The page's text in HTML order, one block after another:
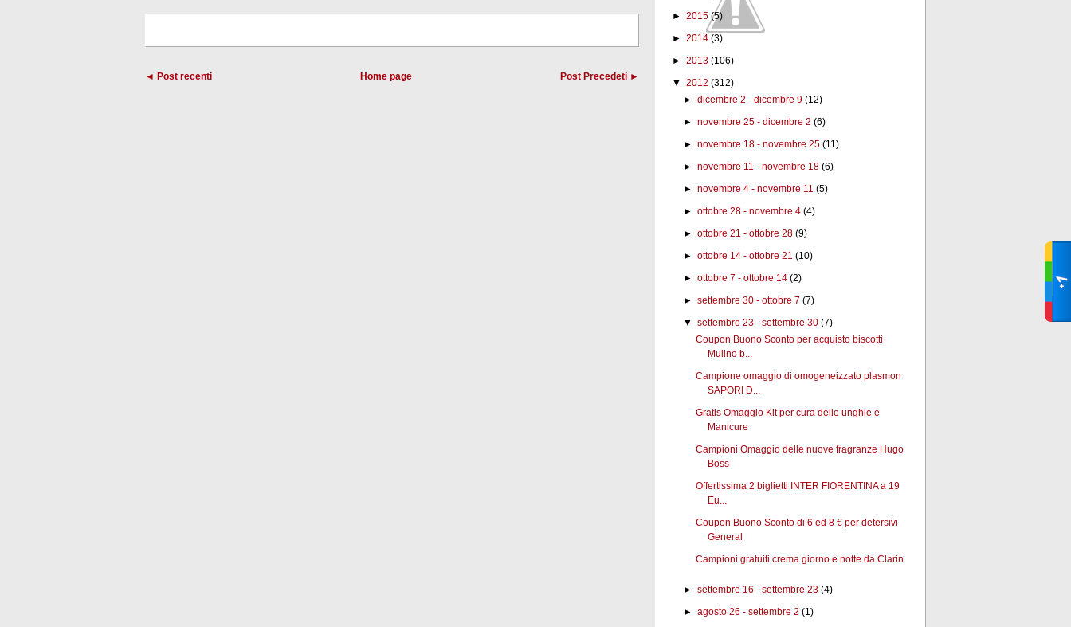
◄ Post recenti Post Precedeti ►
Home page
► 2015 (5)
► 2014 (3)
► 2013 (106)
▼ 2012 (312)
►dicembre 2 - dicembre 9 (12)
►novembre 25 - dicembre 2 (6)
►novembre 18 - novembre 25 (11)
►novembre 11 - novembre 18 (6)
►novembre 4 - novembre 11 (5)
►ottobre 28 - novembre 4 (4)
►ottobre 21 - ottobre 28 (9)
►ottobre 14 - ottobre 21 (10)
►ottobre 7 - ottobre 14 (2)
►settembre 30 - ottobre 7 (7)
▼settembre 23 - settembre 30 (7)
Coupon Buono Sconto per acquisto biscotti
Mulino b...
Campione omaggio di omogeneizzato plasmon
SAPORI D...
Gratis Omaggio Kit per cura delle unghie e
Manicure
Campioni Omaggio delle nuove fragranze Hugo
Boss
Offertissima 2 biglietti INTER FIORENTINA a 19
Eu...
Coupon Buono Sconto di 6 ed 8 € per detersivi
General
Campioni gratuiti crema giorno e notte da Clarin
►settembre 16 - settembre 23 (4)
►agosto 26 - settembre 2 (1)